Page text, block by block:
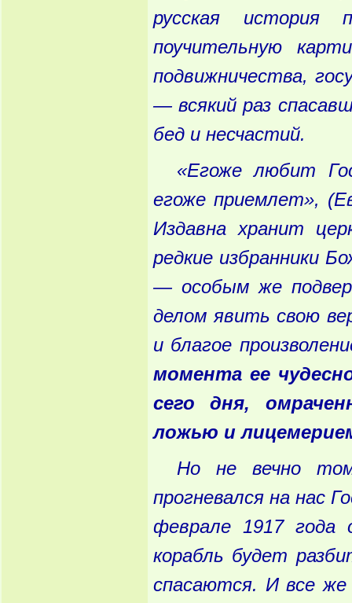
русская история
поучительную
подвижничества,
— всякий раз
бед и несчастий.
«Егоже любит
егоже приемлет»,
Издавна хранит
редкие избранники
— особымже
делом явить свою
и благое
момента ее
сего дня,
ложью и
Но невечно
прогневался на нас
феврале 1917 года
корабль будет
спасаются. Ивсе же